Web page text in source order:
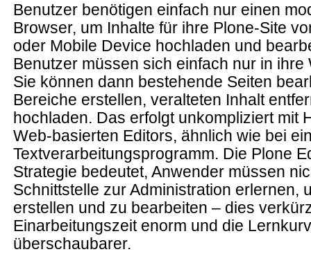
Benutzer benötigen einfach nur einen
Browser, um Inhalte für ihre Plone-Site
oder Mobile Device hochladen und
Benutzer müssen sich einfach nur in ihre
Sie können dann bestehende Seiten
Bereiche erstellen, veralteten Inhalt
hochladen. Das erfolgt unkompliziert mit
Web-basierten Editors, ähnlich wie bei
Textverarbeitungsprogramm. Die Plone
Strategie bedeutet, Anwender müssen
Schnittstelle zur Administration erlernen,
erstellen und zu bearbeiten – dies
Einarbeitungszeit enorm und die
überschaubarer.